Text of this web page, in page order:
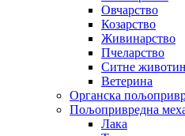
Овчарство
Козарство
Живинарство
Пчеларство
Ситне
Ветерина
Органска
Пољопривредна
Лака